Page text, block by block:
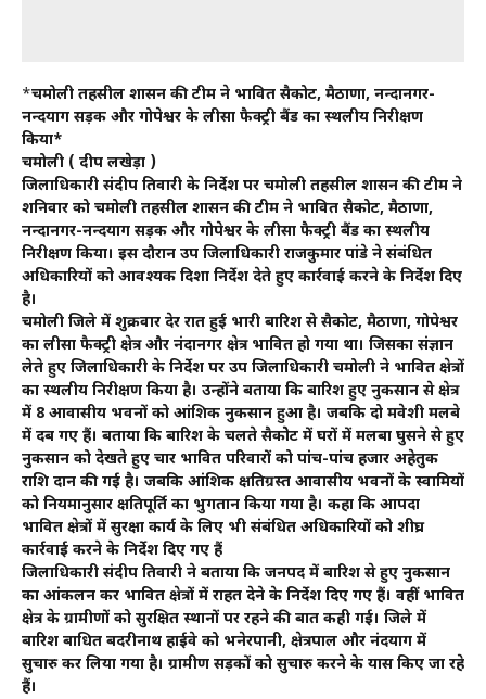
*चमोली तहसील प्रशासन की टीम ने प्रभावित सैकोट, मैठाणा, नन्दानगर-
नन्दप्रयाग सड़क और गोपेश्वर के लीसा फैक्ट्री बैंड का स्थलीय निरीक्षण
किया*
चमोली ( प्रदीप लखेड़ा )
जिलाधिकारी संदीप तिवारी के निर्देश पर चमोली तहसील प्रशासन की टीम ने
शनिवार को चमोली तहसील प्रशासन की टीम ने प्रभावित सैकोट, मैठाणा,
नन्दानगर-नन्दप्रयाग सड़क और गोपेश्वर के लीसा फैक्ट्री बैंड का स्थलीय
निरीक्षण किया। इस दौरान उप जिलाधिकारी राजकुमार पांडे ने संबंधित
अधिकारियों को आवश्यक दिशा निर्देश देते हुए कार्रवाई करने के निर्देश दिए
है।
चमोली जिले में शुक्रवार देर रात हुई भारी बारिश से सैकोट, मैठाणा, गोपेश्वर
का लीसा फैक्ट्री क्षेत्र और नंदानगर क्षेत्र प्रभावित हो गया था। जिसका संज्ञान
लेते हुए जिलाधिकारी के निर्देश पर उप जिलाधिकारी चमोली ने प्रभावित क्षेत्रों
का स्थलीय निरीक्षण किया है। उन्होंने बताया कि बारिश हुए नुकसान से क्षेत्र
में 8 आवासीय भवनों को आंशिक नुकसान हुआ है। जबकि दो मवेशी मलबे
में दब गए हैं। बताया कि बारिश के चलते सैकोेट में घरों में मलबा घुसने से हुए
नुकसान को देखते हुए चार प्रभावित परिवारों को पांच-पांच हजार अहेतुक
राशि प्रदान की गई है। जबकि आंशिक क्षतिग्रस्त आवासीय भवनों के स्वामियों
को नियमानुसार क्षतिपूर्ति का भुगतान किया गया है। कहा कि आपदा
प्रभावित क्षेत्रों में सुरक्षा कार्य के लिए भी संबंधित अधिकारियों को शीघ्र
कार्रवाई करने के निर्देश दिए गए हैं
जिलाधिकारी संदीप तिवारी ने बताया कि जनपद में बारिश से हुए नुकसान
का आंकलन कर प्रभावित क्षेत्रों में राहत देने के निर्देश दिए गए हैं। वहीं प्रभावित
क्षेत्र के ग्रामीणों को सुरक्षित स्थानों पर रहने की बात कही गई। जिले में
बारिश बाधित बदरीनाथ हाईवे को भनेरपानी, क्षेत्रपाल और नंदप्रयाग में
सुचारु कर लिया गया है। ग्रामीण सड़कों को सुचारु करने के प्रयास किए जा रहे
हैं।